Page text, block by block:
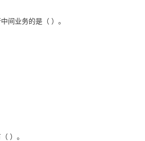
）上午.pdf】
间业务的是（ ）。
）。